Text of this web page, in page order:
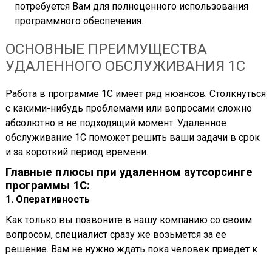
потребуется Вам для полноценного использования
программного обеспечения.
ОСНОВНЫЕ ПРЕИМУЩЕСТВА
УДАЛЕННОГО ОБСЛУЖИВАНИЯ 1С
Работа в программе 1С имеет ряд нюансов. Столкнуться
с какими-нибудь проблемами или вопросами сложно
абсолютно в не подходящий момент. Удаленное
обслуживание 1С поможет решить ваши задачи в срок
и за короткий период времени.
Главные плюсы при удаленном аутсорсинге
программы 1С:
1. Оперативность
Как только вы позвоните в нашу компанию со своим
вопросом, специалист сразу же возьмется за ее
решение. Вам не нужно ждать пока человек приедет к